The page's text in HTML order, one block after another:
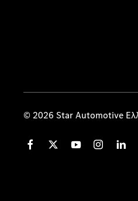
© 2026 Star Automotive